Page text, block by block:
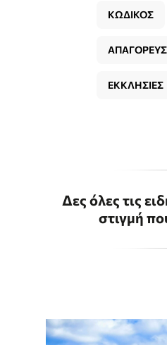
ΚΩΔΙΚΟΣ
ΕΚΚΛΗΣΙΕΣ
Δες όλες τις
στιγμή